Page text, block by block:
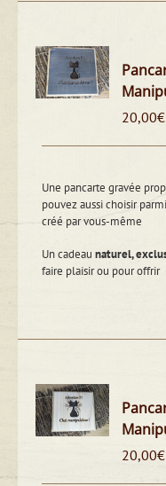
20,00€
Une pancarte gravée
pouvez aussi choisir
créé par vous-même
Un cadeaunaturel,
faire plaisir ou pour offrir
20,00€